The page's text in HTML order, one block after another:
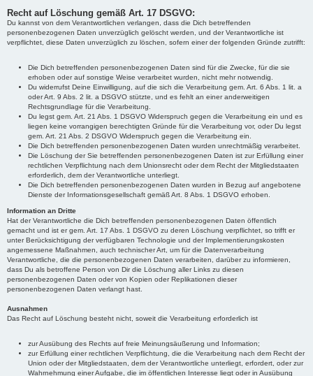
Recht auf Löschung gemäß Art. 17 DSGVO:
Du kannst von dem Verantwortlichen verlangen, dass die Dich betreffenden
personenbezogenen Daten unverzüglich gelöscht werden, und der Verantwortliche ist
verpflichtet, diese Daten unverzüglich zu löschen, sofern einer der folgenden Gründe zutrifft:
Die Dich betreffenden personenbezogenen Daten sind für die Zwecke, für die sie
erhoben oder auf sonstige Weise verarbeitet wurden, nicht mehr notwendig.
Du widerrufst Deine Einwilligung, auf die sich die Verarbeitung gem. Art. 6 Abs. 1 lit. a
oder Art. 9 Abs. 2 lit. a DSGVO stützte, und es fehlt an einer anderweitigen
Rechtsgrundlage für die Verarbeitung.
Du legst gem. Art. 21 Abs. 1 DSGVO Widerspruch gegen die Verarbeitung ein und es
liegen keine vorrangigen berechtigten Gründe für die Verarbeitung vor, oder Du legst
gem. Art. 21 Abs. 2 DSGVO Widerspruch gegen die Verarbeitung ein.
Die Dich betreffenden personenbezogenen Daten wurden unrechtmäßig verarbeitet.
Die Löschung der Sie betreffenden personenbezogenen Daten ist zur Erfüllung einer
rechtlichen Verpflichtung nach dem Unionsrecht oder dem Recht der Mitgliedstaaten
erforderlich, dem der Verantwortliche unterliegt.
Die Dich betreffenden personenbezogenen Daten wurden in Bezug auf angebotene
Dienste der Informationsgesellschaft gemäß Art. 8 Abs. 1 DSGVO erhoben.
Information an Dritte
Hat der Verantwortliche die Dich betreffenden personenbezogenen Daten öffentlich
gemacht und ist er gem. Art. 17 Abs. 1 DSGVO zu deren Löschung verpflichtet, so trifft er
unter Berücksichtigung der verfügbaren Technologie und der Implementierungskosten
angemessene Maßnahmen, auch technischer Art, um für die Datenverarbeitung
Verantwortliche, die die personenbezogenen Daten verarbeiten, darüber zu informieren,
dass Du als betroffene Person von Dir die Löschung aller Links zu diesen
personenbezogenen Daten oder von Kopien oder Replikationen dieser
personenbezogenen Daten verlangt hast.
Ausnahmen
Das Recht auf Löschung besteht nicht, soweit die Verarbeitung erforderlich ist
zur Ausübung des Rechts auf freie Meinungsäußerung und Information;
zur Erfüllung einer rechtlichen Verpflichtung, die die Verarbeitung nach dem Recht der
Union oder der Mitgliedstaaten, dem der Verantwortliche unterliegt, erfordert, oder zur
Wahrnehmung einer Aufgabe, die im öffentlichen Interesse liegt oder in Ausübung